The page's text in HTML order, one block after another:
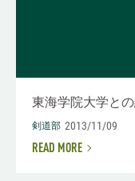
東海学院大学と
剣道部 2013/11/09
READ MORE